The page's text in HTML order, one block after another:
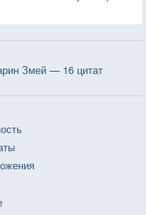
Змей — 16 цитат